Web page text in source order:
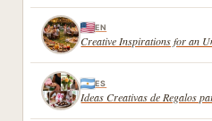
EN
Creative Inspirations for an
ES
Ideas Creativas de Regalos